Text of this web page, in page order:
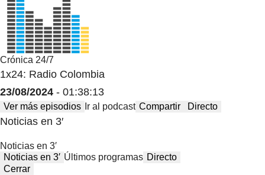
Crónica 24/7
1x24: Radio Colombia
23/08/2024 - 01:38:13
Ver más episodios Ir al podcast Compartir Directo
Noticias en 3′
Noticias en 3′
Noticias en 3′ Últimos programas Directo
Cerrar